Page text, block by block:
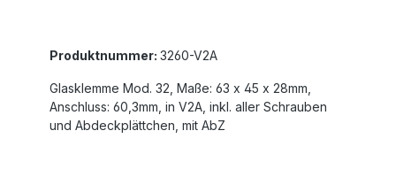
Produktnummer: 3260-V2A
Glasklemme Mod. 32, Maße: 63 x 45 x 28mm,
Anschluss: 60,3mm, in V2A, inkl. aller Schrauben
und Abdeckplättchen, mit AbZ